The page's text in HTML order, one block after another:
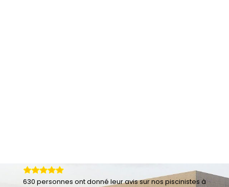
630 personnes ont donné leuravis sur nos piscinistes à